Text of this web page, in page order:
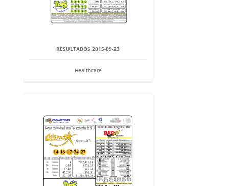
RESULTADOS 2015-09-23
Healthcare